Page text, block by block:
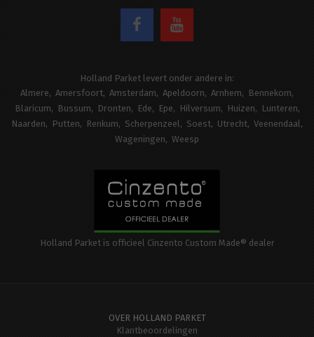
Holland Parket levert onder andere in:
Almere
Amersfoort Amsterdam Apeldoorn Arnhem
Bennekom
Blaricum
Bussum Dronten Ede Epe Hilversum Huizen
Lunteren
Naarden
Putten Renkum Scherpenzeel Soest Utrecht Veenendaal
Wageningen
Weesp
Holland Parket is officieel Cinzento Custom Made® dealer
OVER HOLLAND PARKET
Klantbeoordelingen